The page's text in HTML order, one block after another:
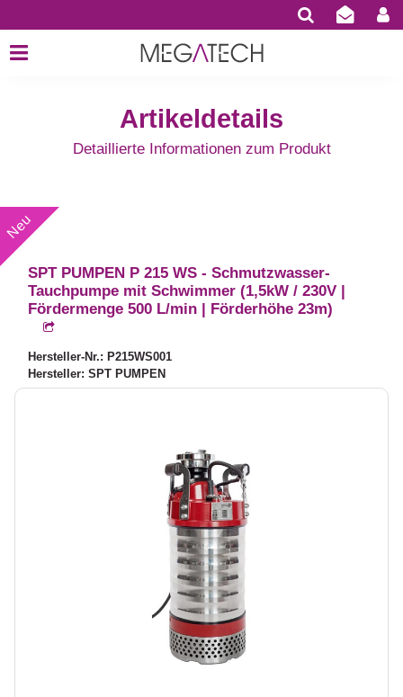
Artikeldetails
Detaillierte Informationen zum Produkt
SPT PUMPEN P 215 WS - Schmutzwasser-
Tauchpumpe mit Schwimmer (1,5kW / 230V |
Fördermenge 500 L/min | Förderhöhe 23m)
Hersteller-Nr.: P215WS001
Hersteller: SPT PUMPEN